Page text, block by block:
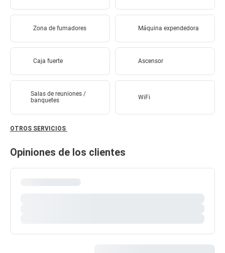
Zona de fumadores Máquina expendedora
Caja fuerte Ascensor
Salas de reuniones /
banquetes
WiFi
OTROS SERVICIOS
Opiniones de los clientes